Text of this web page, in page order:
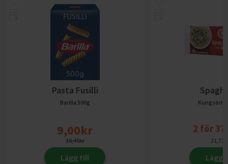
Pasta Fusilli
Barilla 500g
9,00kr
18,45kr
Lägg till
2för
21,72
Lägg